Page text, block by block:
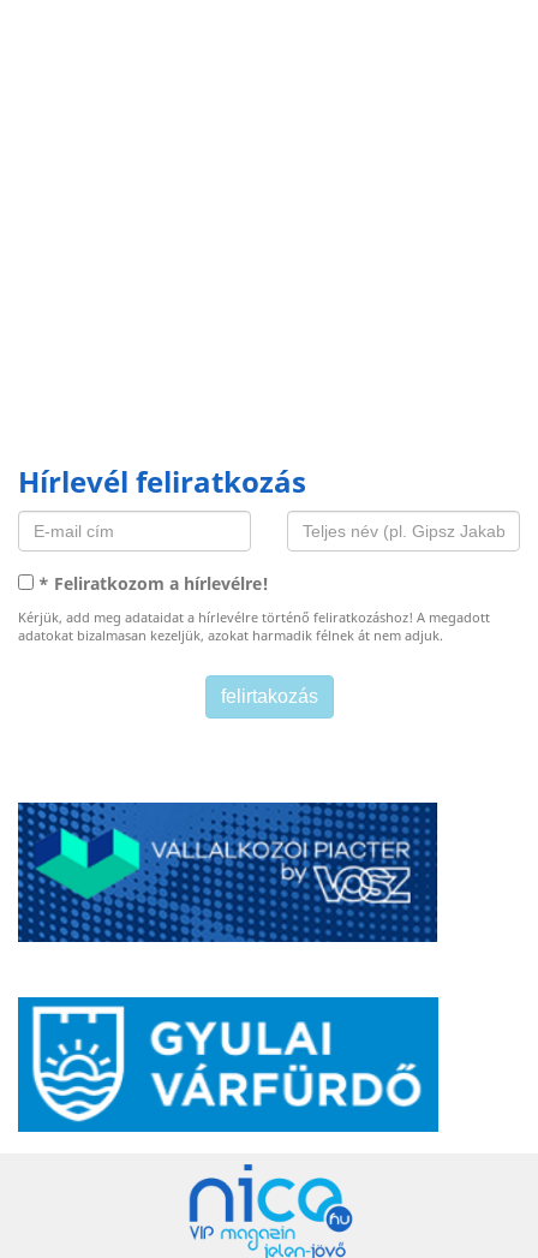
Hírlevél feliratkozás
* Feliratkozom a hírlevélre!
Kérjük, add meg adataidat a hírlevélre történő feliratkozáshoz! A megadott
adatokat bizalmasan kezeljük, azokat harmadik félnek át nem adjuk.